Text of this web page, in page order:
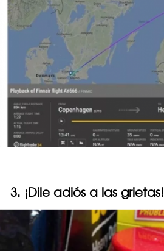
3. ¡Dile adiós a las grietas!